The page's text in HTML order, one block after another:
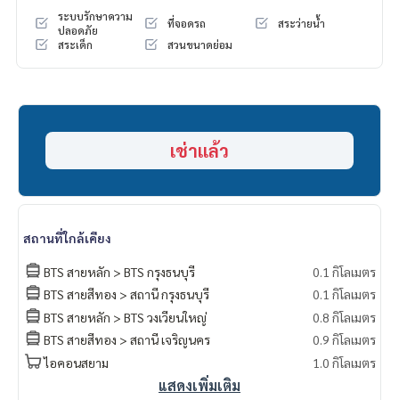
- คอนโดใจกลางย่านธุรกิจ CBD ใกล้สาทรเพียงสองสถานี ใกล้แหล่ง
ช๊อปปิ้ง Icon Siam
- สระว่ายน้ำขนาดใหญ่ แยกสระเด็กและผู้ใหญ่ พร้อมจากุซซี่ และบั
บเบิลเจ็ท Infinity Edge Pool
- ลิฟท์โดยสาร 4 ตัว ระบบล็อคชั้น
- ระบบป้องกันอัคคีภัย Smoke & Heat Detector และ Fire Alar
- ระบบรักษาความปลอดภัย ตลอด 24 ชั่วโมงและกล้องวงจรปิดทั้ง
- คีย์การ์ด เข้า-ออก ตัวอาคาร และนอกโครงการ
สถานที่ใกล้เคียง
- ติด BTS สถานีกรุงธนบุรี เพียง 20 เมตร และติดรถไฟฟ้าสายสีทอ
ง เดินทางสู่ ใน 5 นาที
- ใกล้จุดขึ้นลงทางด่วนทั้งขั้นที่ 1 และขั้นที่ 2
- 5 นาทีถึงสาทร
- 5 นาทีถึง Icon Siam
ระบบรักษาความ
ปลอดภัย
ที่จอดรถ
สระว่ายน้ำ
สระเด็ก
สวนขนาดย่อม
เช่าแล้ว
สถานที่ใกล้เคียง
BTS สายหลัก > BTS กรุงธนบุรี
0.1 กิโลเมตร
BTS สายสีทอง > สถานี กรุงธนบุรี
0.1 กิโลเมตร
BTS สายหลัก > BTS วงเวียนใหญ่
0.8 กิโลเมตร
BTS สายสีทอง > สถานี เจริญนคร
0.9 กิโลเมตร
ไอคอนสยาม
1.0 กิโลเมตร
แสดงเพิ่มเติม